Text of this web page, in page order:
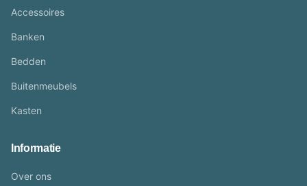
Accessoires
Banken
Bedden
Buitenmeubels
Kasten
Informatie
Over ons